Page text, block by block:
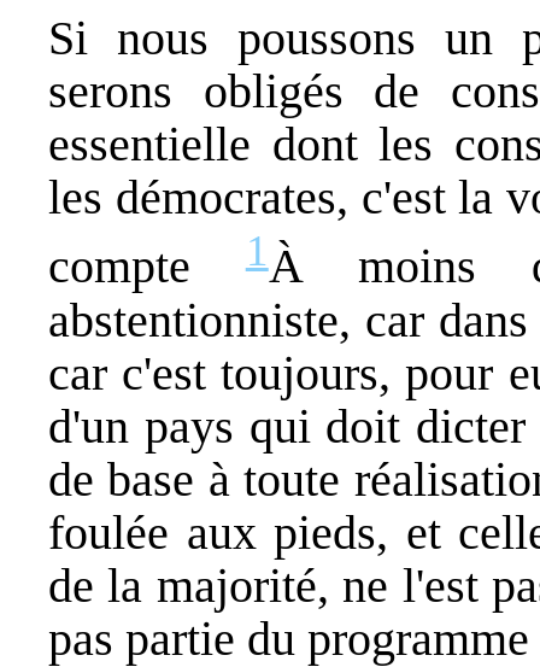
Si nous poussons un
serons obligés de
essentielle dont les
les démocrates, c'est la
compte1À moins
abstentionniste, car
car c'est toujours, pour
d'un pays qui doit
de base à toute
foulée aux pieds, et
de la majorité, ne l'est
pas partie du